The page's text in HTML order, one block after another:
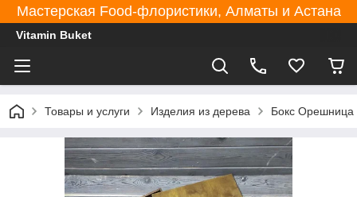
Мастерская Food-флористики, Алматы и Астана
Vitamin Buket
Товары и услуги Изделия из дерева Бокс Орешница